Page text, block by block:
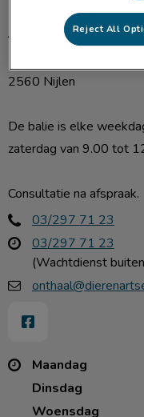
2560 Nijlen
De balie is elke
zaterdag van 9.00 tot
Consultatie na afspraak.
03/297 71 23
03/297 71 23
(Wachtdienst
Maandag
Dinsdag
Woensdag
Reject All